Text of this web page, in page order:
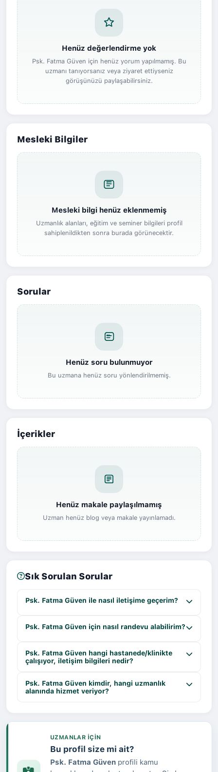
Henüz değerlendirme yok
Psk. Fatma Güven için henüz yorum yapılmamış. Bu
uzmanı tanıyorsanız veya ziyaret ettiyseniz
görüşünüzü paylaşabilirsiniz.
Mesleki Bilgiler
Mesleki bilgi henüz eklenmemiş
Uzmanlık alanları, eğitim ve seminer bilgileri profil
sahiplenildikten sonra burada görünecektir.
Sorular
Henüz soru bulunmuyor
Bu uzmana henüz soru yönlendirilmemiş.
İçerikler
Henüz makale paylaşılmamış
Uzman henüz blog veya makale yayınlamadı.
Sık Sorulan Sorular
Psk. Fatma Güven ile nasıl iletişime geçerim?
Psk. Fatma Güven için nasıl randevu alabilirim?
Psk. Fatma Güven hangi hastanede/klinikte
çalışıyor, iletişim bilgileri nedir?
Psk. Fatma Güven kimdir, hangi uzmanlık
alanında hizmet veriyor?
UZMANLAR IÇIN
Bu profil size mi ait?
Psk. Fatma Güvenprofili kamu